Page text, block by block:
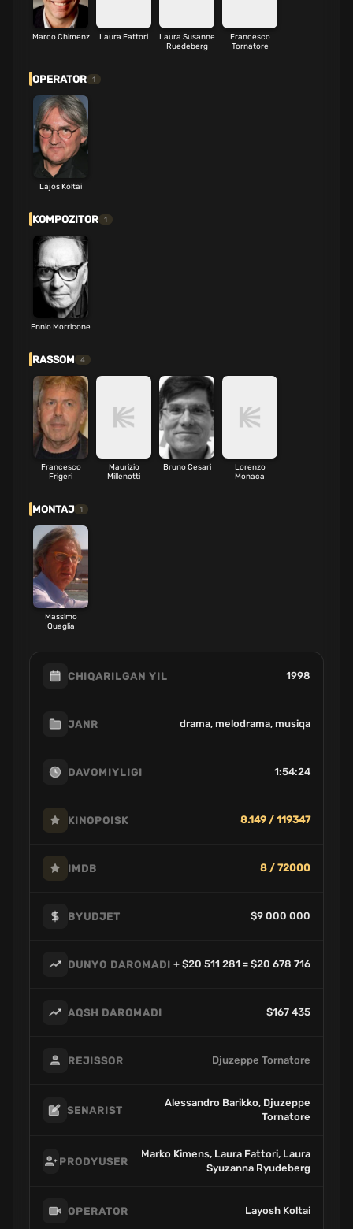
Marco Chimenz Laura Fattori
Laura Susanne
Ruedeberg
Francesco
Tornatore
OPERATOR 1
Lajos Koltai
KOMPOZITOR 1
Ennio Morricone
RASSOM 4
Francesco
Frigeri
Maurizio
Millenotti
Bruno Cesari
Lorenzo
Monaca
MONTAJ 1
Massimo
Quaglia
CHIQARILGAN YIL 1998
JANR drama, melodrama, musiqa
DAVOMIYLIGI 1:54:24
KINOPOISK 8.149 / 119347
IMDB 8 / 72000
BYUDJET $9 000 000
DUNYO DAROMADI + $20 511 281 = $20 678 716
AQSH DAROMADI $167 435
REJISSOR Djuzeppe Tornatore
SENARIST
Alessandro Barikko, Djuzeppe
Tornatore
PRODYUSER
Marko Kimens, Laura Fattori, Laura
Syuzanna Ryudeberg
OPERATOR Layosh Koltai